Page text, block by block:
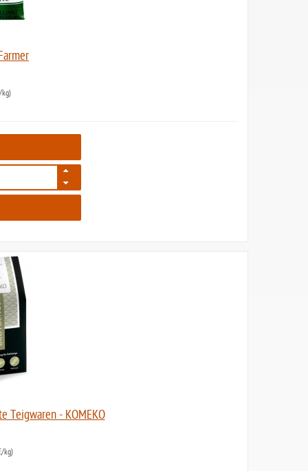
1103
Teigwaren - KOMEKO
kg)